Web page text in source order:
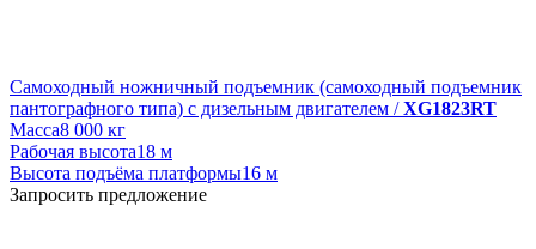
Самоходный ножничный подъемник (самоходный подъемник
пантографного типа) с дизельным двигателем /XG1823RT
Масса8 000 кг
Рабочая высота18 м
Высота подъёма платформы16 м
Запросить предложение